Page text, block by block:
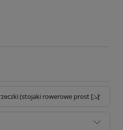
(stojaki rowerowe prost [...]